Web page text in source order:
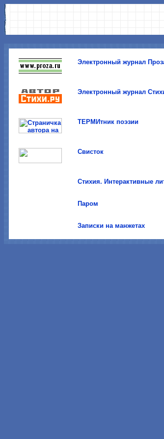
Электронный журнал
Электронный журнал
ТЕРМИтник поэзии
Свисток
Стихия. Интерактивные
Паром
Записки на манжетах